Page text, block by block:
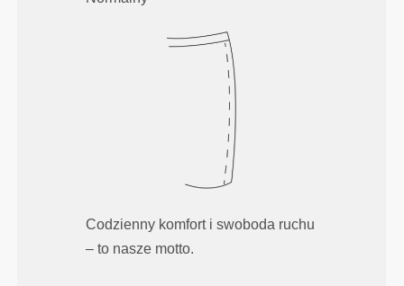
Codzienny komfort i swoboda ruchu
– to nasze motto.